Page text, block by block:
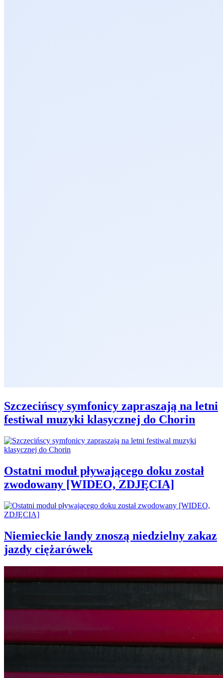
Szczecińscy symfonicy zapraszają na letni
festiwal muzyki klasycznej do Chorin
Ostatni moduł pływającego doku został
zwodowany [WIDEO, ZDJĘCIA]
Niemieckie landy znoszą niedzielny zakaz
jazdy ciężarówek